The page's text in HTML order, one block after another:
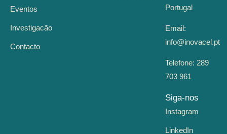
Eventos
Investigacão
Contacto
Portugal
Email:
info@inovacel.pt
Telefone: 289
703 961
Siga-nos
Instagram
LinkedIn